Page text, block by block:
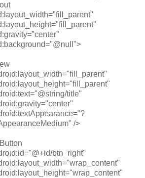
title"
/>
btn_right"